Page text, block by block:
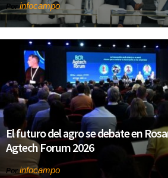
Porinfocampo
El futuro del agro se debate en
Agtech Forum 2026
Por infocampo